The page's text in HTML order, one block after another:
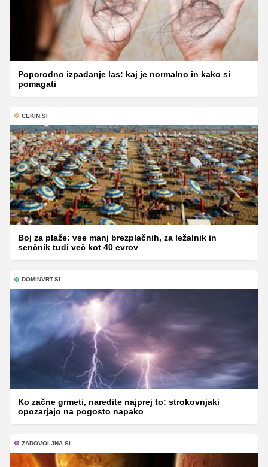
Poporodno izpadanje las: kaj je normalno in kako si
pomagati
CEKIN.SI
Boj za plaže: vse manj brezplačnih, za ležalnik in
senčnik tudi več kot 40 evrov
DOMINVRT.SI
Ko začne grmeti, naredite najprej to: strokovnjaki
opozarjajo na pogosto napako
ZADOVOLJNA.SI